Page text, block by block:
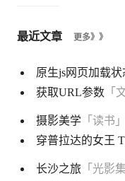
最近文章 更多》》
原生js网页加载状
获取URL参数「
摄影美学「读书」
穿普拉达的女王
长沙之旅「光影集